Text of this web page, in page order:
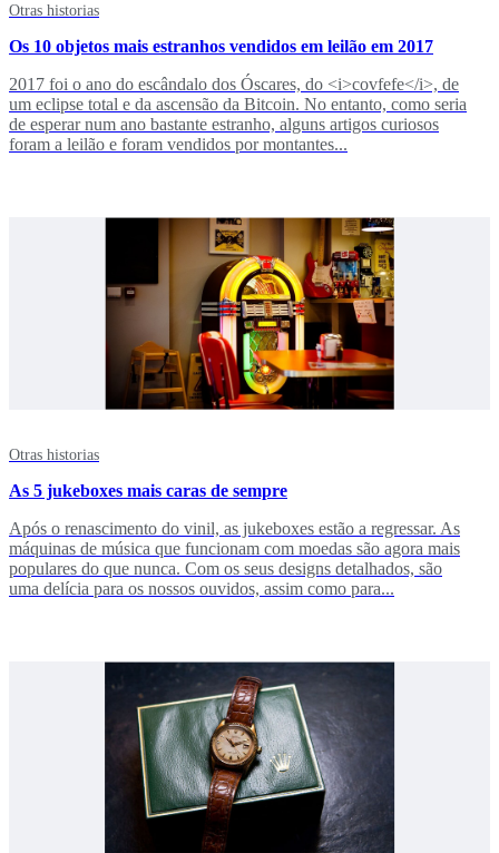
Otras historias
Os 10 objetos mais estranhos vendidos em leilão em 2017
2017 foi o ano do escândalo dos Óscares, do <i>covfefe</i>, de
um eclipse total e da ascensão da Bitcoin. No entanto, como seria
de esperar num ano bastante estranho, alguns artigos curiosos
foram a leilão e foram vendidos por montantes...
Otras historias
As 5 jukeboxes mais caras de sempre
Após o renascimento do vinil, as jukeboxes estão a regressar. As
máquinas de música que funcionam com moedas são agora mais
populares do que nunca. Com os seus designs detalhados, são
uma delícia para os nossos ouvidos, assim como para...